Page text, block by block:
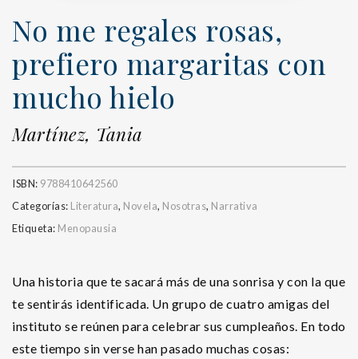
No me regales rosas,
prefiero margaritas con
mucho hielo
Martínez, Tania
ISBN: 9788410642560
Categorías: Literatura, Novela, Nosotras, Narrativa
Etiqueta: Menopausia
Una historia que te sacará más de una sonrisa y con la que
te sentirás identificada. Un grupo de cuatro amigas del
instituto se reúnen para celebrar sus cumpleaños. En todo
este tiempo sin verse han pasado muchas cosas: